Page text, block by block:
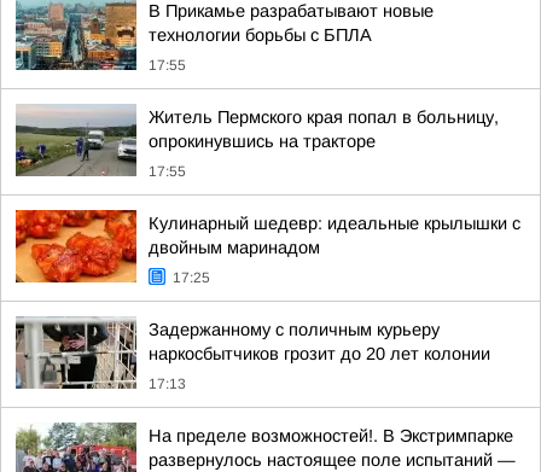
В Прикамье разрабатывают новые
технологии борьбы с БПЛА
17:55
Житель Пермского края попал в больницу,
опрокинувшись на тракторе
17:55
Кулинарный шедевр: идеальные крылышки с
двойным маринадом
17:25
Задержанному с поличным курьеру
наркосбытчиков грозит до 20 лет колонии
17:13
На пределе возможностей!. В Экстримпарке
развернулось настоящее поле испытаний —